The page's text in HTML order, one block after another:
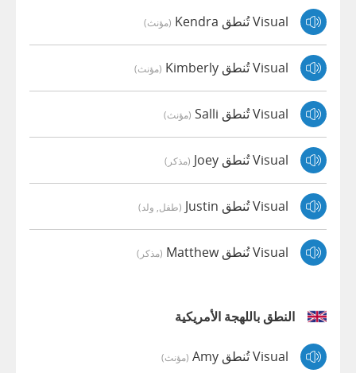
Visual تُنطق Kendra (مؤنث)
Visual تُنطق Kimberly (مؤنث)
Visual تُنطق Salli (مؤنث)
Visual تُنطق Joey (مذكر)
Visual تُنطق Justin (طفل, ولد)
Visual تُنطق Matthew (مذكر)
النطق باللهجة الأمريكية
Visual تُنطق Amy (مؤنث)